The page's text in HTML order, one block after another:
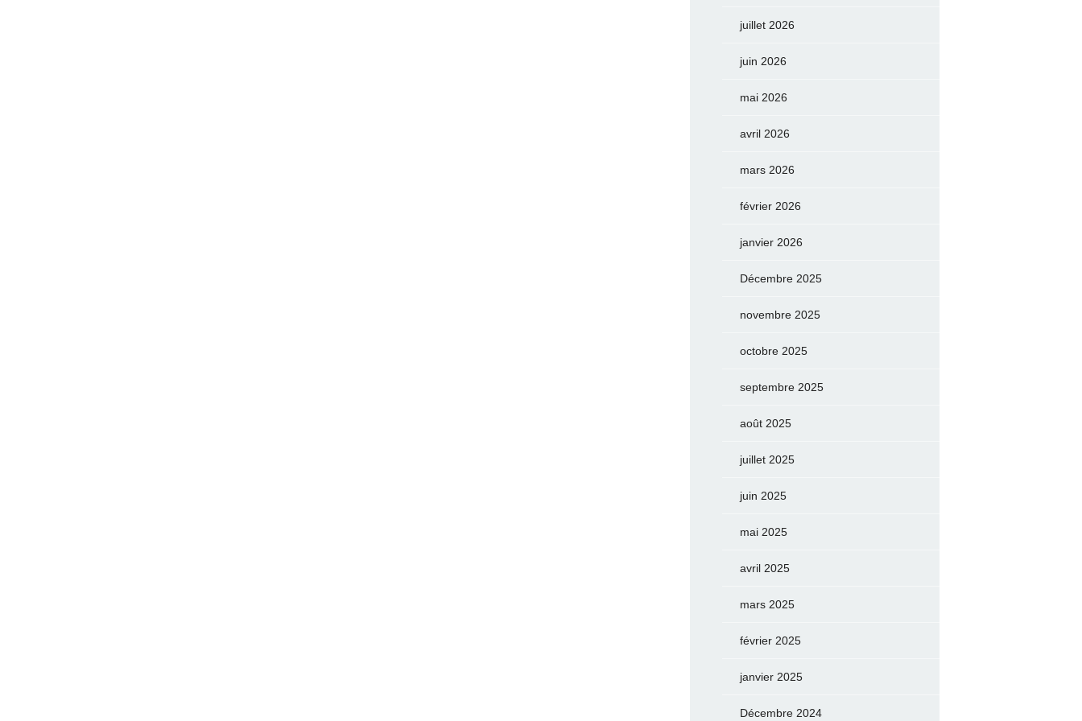
juillet 2026
juin 2026
mai 2026
avril 2026
mars 2026
février 2026
janvier 2026
Décembre 2025
novembre 2025
octobre 2025
septembre 2025
août 2025
juillet 2025
juin 2025
mai 2025
avril 2025
mars 2025
février 2025
janvier 2025
Décembre 2024